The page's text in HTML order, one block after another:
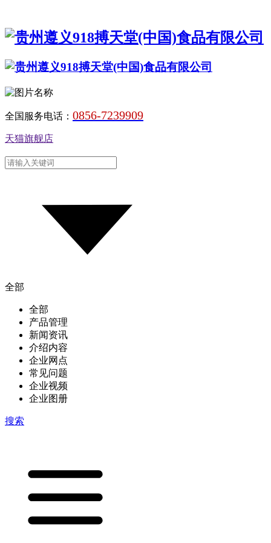
全国服务电话： 0856-7239909
天猫旗舰店
全部
全部
产品管理
新闻资讯
介绍内容
企业网点
常见问题
企业视频
企业图册
搜索